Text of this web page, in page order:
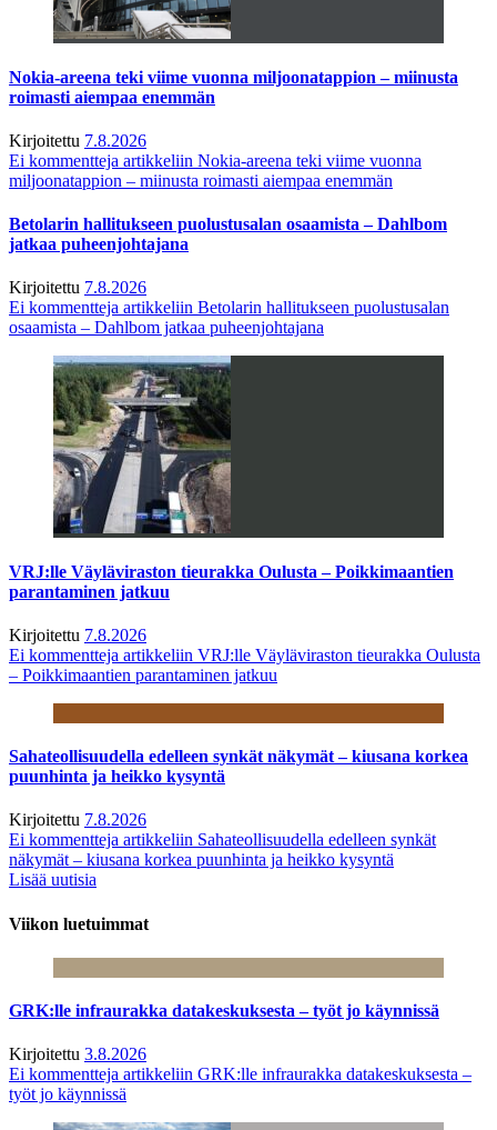
Nokia-areena teki viime vuonna miljoonatappion – miinusta
roimasti aiempaa enemmän
Kirjoitettu 7.8.2026
Ei kommentteja artikkeliin Nokia-areena teki viime vuonna
miljoonatappion – miinusta roimasti aiempaa enemmän
Betolarin hallitukseen puolustusalan osaamista – Dahlbom
jatkaa puheenjohtajana
Kirjoitettu 7.8.2026
Ei kommentteja artikkeliin Betolarin hallitukseen puolustusalan
osaamista – Dahlbom jatkaa puheenjohtajana
VRJ:lle Väyläviraston tieurakka Oulusta – Poikkimaantien
parantaminen jatkuu
Kirjoitettu 7.8.2026
Ei kommentteja artikkeliin VRJ:lle Väyläviraston tieurakka Oulusta
– Poikkimaantien parantaminen jatkuu
Sahateollisuudella edelleen synkät näkymät – kiusana korkea
puunhinta ja heikko kysyntä
Kirjoitettu 7.8.2026
Ei kommentteja artikkeliin Sahateollisuudella edelleen synkät
näkymät – kiusana korkea puunhinta ja heikko kysyntä
Lisää uutisia
Viikon luetuimmat
GRK:lle infraurakka datakeskuksesta – työt jo käynnissä
Kirjoitettu 3.8.2026
Ei kommentteja artikkeliin GRK:lle infraurakka datakeskuksesta –
työt jo käynnissä